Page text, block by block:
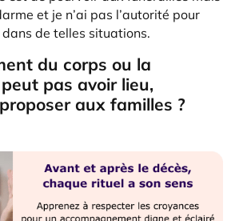
et je n’ai pas l’autorité pour
de telles situations.
du corps ou la
pas avoir lieu,
aux familles ?